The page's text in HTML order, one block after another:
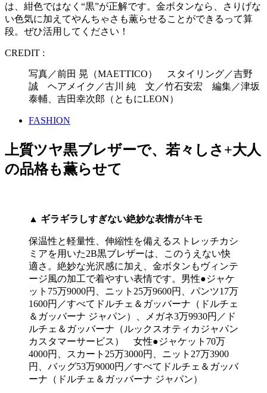
は、紺色ではなく“黒”が正解です。金ボタンなら、さりげな
い色気に加えてやんちゃさも薫らせることができるって算
段。ぜひ活用してください！
CREDIT :
写真／前田 晃（MAETTICO） スタイリング／吉野
誠 ヘアメイク／古川 純 文／竹石安宏 編集／津坂
泰輔、吉田幸次郎（ともにLEON）
FASHION
上質ツヤ黒ブレザーで、若々しさ+大人
の品格も薫らせて
▲ ギラギラしすぎない絶妙な表情がキモ
保温性と軽量性、伸縮性を備えるストレッチカシ
ミアを用いた2B黒ブレザーは、このうえない快
適さ。絶妙な光沢感に加え、金ボタンもヴィンテ
ージ風の加工で着やすい表情です。男性●ジャケ
ット75万9000円、ニット25万9600円、パンツ17万
1600円／すべてドルチェ＆ガッバーナ（ドルチェ
＆ガッバーナ ジャパン）、メガネ3万9930円／ド
ルチェ＆ガッバーナ（ルックスオティカジャパン
カスタマーサービス） 女性●ジャケット70万
4000円、スカート25万3000円、ニット27万3900
円、バッグ53万9000円／すべてドルチェ＆ガッバ
ーナ（ドルチェ＆ガッバーナ ジャパン）